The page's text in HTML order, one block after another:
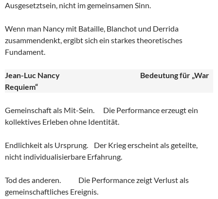
Ausgesetztsein, nicht im gemeinsamen Sinn.
Wenn man Nancy mit Bataille, Blanchot und Derrida
zusammendenkt, ergibt sich ein starkes theoretisches
Fundament.
Jean-Luc Nancy
Bedeutung für „War
Requiem“
Gemeinschaft als Mit-Sein. Die Performance erzeugt ein
kollektives Erleben ohne Identität.
Endlichkeit als Ursprung. Der Krieg erscheint als geteilte,
nicht individualisierbare Erfahrung.
Tod des anderen. Die Performance zeigt Verlust als
gemeinschaftliches Ereignis.